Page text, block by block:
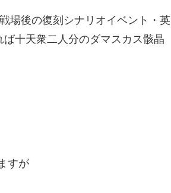
場後の復刻シナリオイベント・英
十天衆二人分のダマスカス骸晶
すが